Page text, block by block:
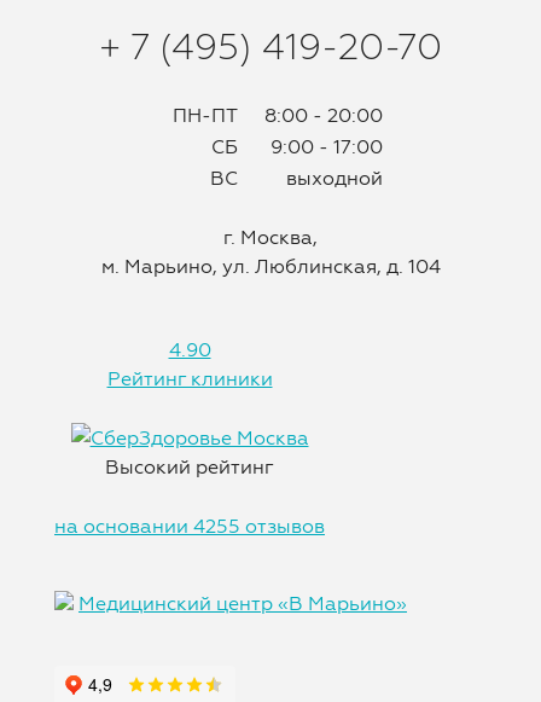
+ 7 (495) 419-20-70
ПН-ПТ
8:00 - 20:00
СБ
9:00 - 17:00
ВС
выходной
г. Москва,
м. Марьино, ул. Люблинская, д. 104
4.90
Рейтинг клиники
Высокий рейтинг
на основании 4255 отзывов
Медицинский центр «В Марьино»